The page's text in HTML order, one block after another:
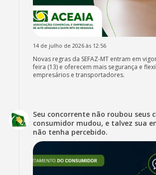
14 de julho de 2026 às 12:56
Novas regras da SEFAZ-MT entram em
feira (13) e oferecem mais segurança e
empresários e transportadores.
Seu concorrente não roubou seus
consumidor mudou, e talvez sua
não tenha percebido.